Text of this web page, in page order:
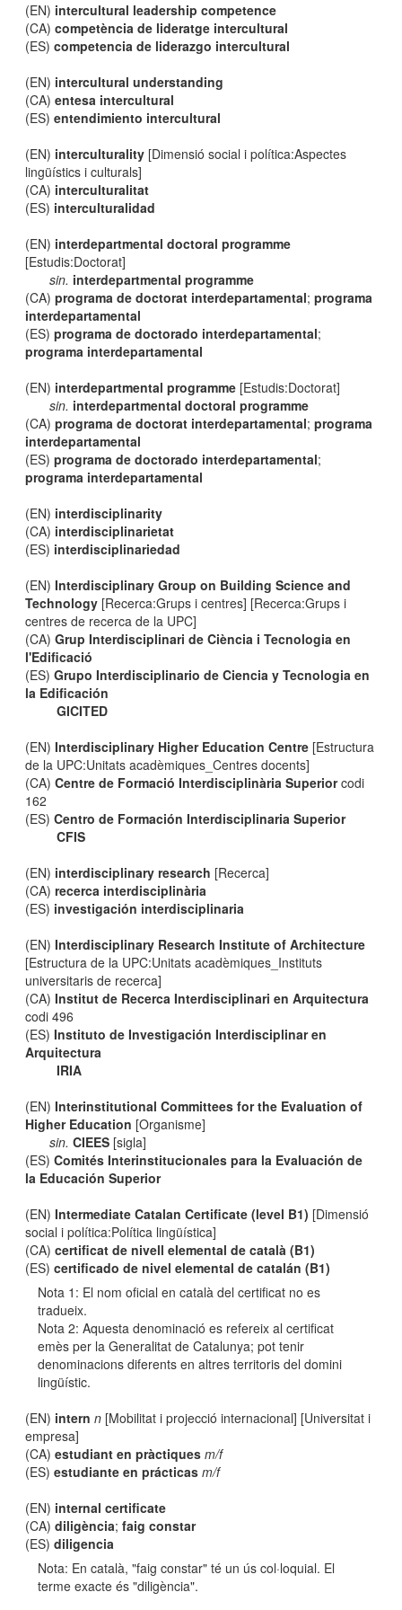
(EN) intercultural leadership competence
(CA)competència de lideratge intercultural
(ES)competencia de liderazgo intercultural
(EN) intercultural understanding
(CA)entesa intercultural
(ES)entendimiento intercultural
(EN) interculturality [Dimensió social i política:Aspectes
lingüístics i culturals]
(CA) interculturalitat
(ES) interculturalidad
(EN) interdepartmental doctoral programme
[Estudis:Doctorat]
sin. interdepartmental programme
(CA)programa de doctorat interdepartamental;programa
interdepartamental
(ES)programa de doctorado interdepartamental;
programa interdepartamental
(EN) interdepartmental programme [Estudis:Doctorat]
sin. interdepartmental doctoral programme
(CA)programa de doctorat interdepartamental;programa
interdepartamental
(ES)programa de doctorado interdepartamental;
programa interdepartamental
(EN) interdisciplinarity
(CA) interdisciplinarietat
(ES) interdisciplinariedad
(EN)Interdisciplinary Group on Building Science and
Technology [Recerca:Grups i centres] [Recerca:Grups i
centres de recerca de la UPC]
(CA)Grup Interdisciplinari de Ciència i Tecnologia en
l'Edificació
(ES)Grupo Interdisciplinario de Ciencia y Tecnologia en
la Edificación
GICITED
(EN)Interdisciplinary Higher Education Centre [Estructura
de la UPC:Unitats acadèmiques_Centres docents]
(CA)Centre de Formació Interdisciplinària Superiorcodi
162
(ES)Centro de Formación Interdisciplinaria Superior
CFIS
(EN) interdisciplinary research [Recerca]
(CA)recerca interdisciplinària
(ES) investigación interdisciplinaria
(EN)Interdisciplinary Research Institute of Architecture
[Estructura de la UPC:Unitats acadèmiques_Instituts
universitaris de recerca]
(CA)Institut de Recerca Interdisciplinari en Arquitectura
codi 496
(ES)Instituto de Investigación Interdisciplinar en
Arquitectura
IRIA
(EN)Interinstitutional Committees for the Evaluation of
Higher Education [Organisme]
sin. CIEES[sigla]
(ES)Comités Interinstitucionales para la Evaluación de
la Educación Superior
(EN)Intermediate Catalan Certificate (level B1) [Dimensió
social i política:Política lingüística]
(CA)certificat de nivell elemental de català (B1)
(ES)certificado de nivel elemental de catalán (B1)
Nota 1: El nom oficial en català del certificat no es
tradueix.
Nota 2: Aquesta denominació es refereix al certificat
emès per la Generalitat de Catalunya; pot tenir
denominacions diferents en altres territoris del domini
lingüístic.
(EN) intern n [Mobilitat i projecció internacional] [Universitat i
empresa]
(CA)estudiant en pràctiques m/f
(ES)estudiante en prácticas m/f
(EN) internal certificate
(CA)diligència;faig constar
(ES)diligencia
Nota: En català, "faig constar" té un ús col·loquial. El
terme exacte és "diligència".